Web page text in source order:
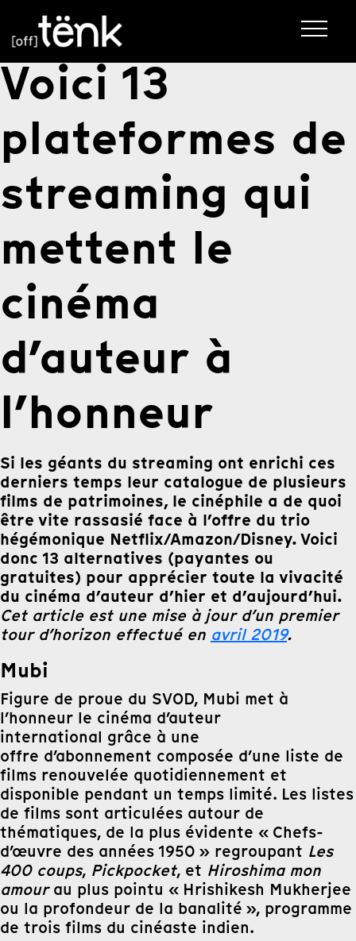
Voici 13
plateformes de
streaming qui
mettent le
cinéma
d’auteur à
l’honneur
Si les géants du streaming ont enrichi ces
derniers temps leur catalogue de plusieurs
films de patrimoines, le cinéphile a de quoi
être vite rassasié face à l’offre du trio
hégémonique Netflix/Amazon/Disney. Voici
donc 13 alternatives (payantes ou
gratuites) pour apprécier toute la vivacité
du cinéma d’auteur d’hier et d’aujourd’hui.
Cet article est une mise à jour d’un premier
tour d’horizon effectué en avril 2019.
Mubi
Figure de proue du SVOD, Mubi met à
l’honneur le cinéma d’auteur
international grâce à une
offre d’abonnement composée d’une liste de
films renouvelée quotidiennement et
disponible pendant un temps limité. Les listes
de films sont articulées autour de
thématiques, de la plus évidente « Chefs-
d’œuvre des années 1950 » regroupant Les
400 coups, Pickpocket, et Hiroshima mon
amourau plus pointu « Hrishikesh Mukherjee
ou la profondeur de la banalité », programme
de trois films du cinéaste indien.